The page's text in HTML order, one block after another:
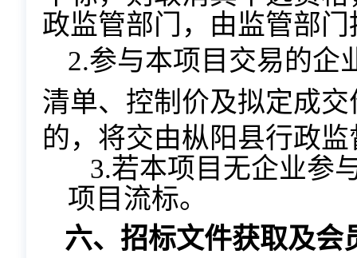
政监管部门，由监管部
2.参与本项目交易的企
清单、控制价及拟定成交
的，将交由枞阳县行政
3.若本项目无企业参
项目流标。
六、招标文件获取及会